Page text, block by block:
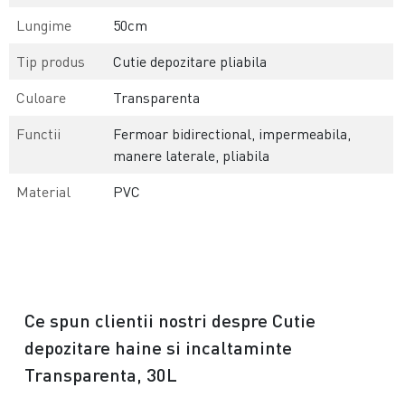
Lungime
50cm
Tip produs
Cutie depozitare pliabila
Culoare
Transparenta
Functii
Fermoar bidirectional, impermeabila,
manere laterale, pliabila
Material
PVC
Ce spun clientii nostri despre Cutie
depozitare haine si incaltaminte
Transparenta, 30L